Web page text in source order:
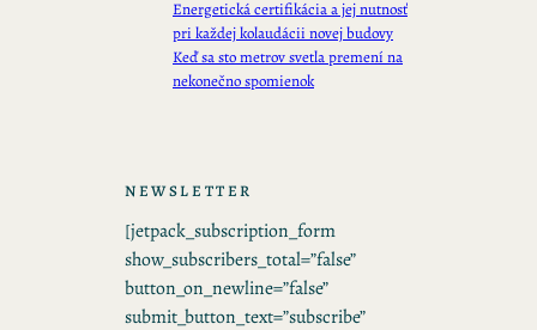
Energetická certifikácia a jej nutnosť
pri každej kolaudácii novej budovy
Keď sa sto metrov svetla premení na
nekonečno spomienok
NEWSLETTER
[jetpack_subscription_form
show_subscribers_total=”false”
button_on_newline=”false”
submit_button_text=”subscribe”